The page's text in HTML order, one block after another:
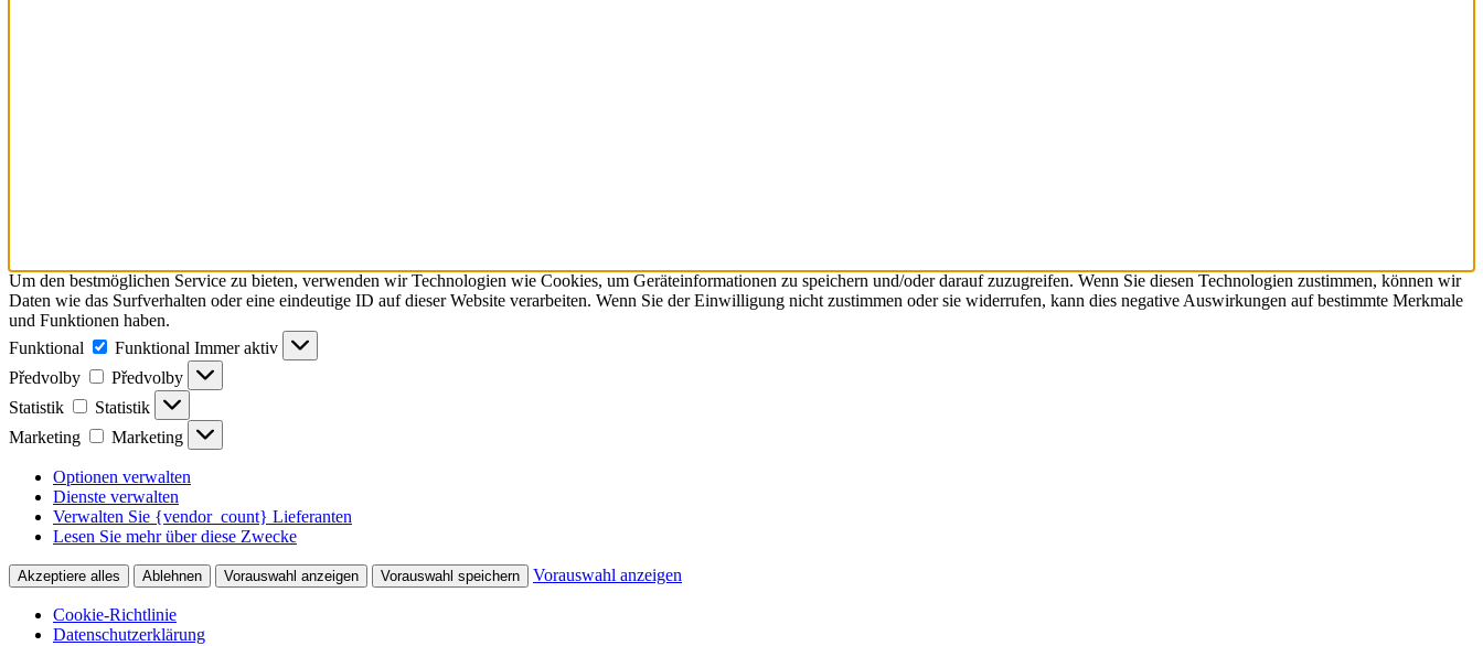
Um den bestmöglichen Service zu bieten, verwenden wir Technologien wie Cookies, um Geräteinformationen zu speichern und/oder darauf zuzugreifen. Wenn Sie diesen Technologien zustimmen, können wir
Daten wie das Surfverhalten oder eine eindeutige ID auf dieser Website verarbeiten. Wenn Sie der Einwilligung nicht zustimmen oder sie widerrufen, kann dies negative Auswirkungen auf bestimmte Merkmale
und Funktionen haben.
Funktional
Funktional Immer aktiv
Předvolby
Předvolby
Statistik
Statistik
Marketing
Marketing
Optionen verwalten
Dienste verwalten
Verwalten Sie {vendor_count} Lieferanten
Lesen Sie mehr über diese Zwecke
Akzeptiere alles Ablehnen Vorauswahl anzeigen Vorauswahl speichern Vorauswahl anzeigen
Cookie-Richtlinie
Datenschutzerklärung